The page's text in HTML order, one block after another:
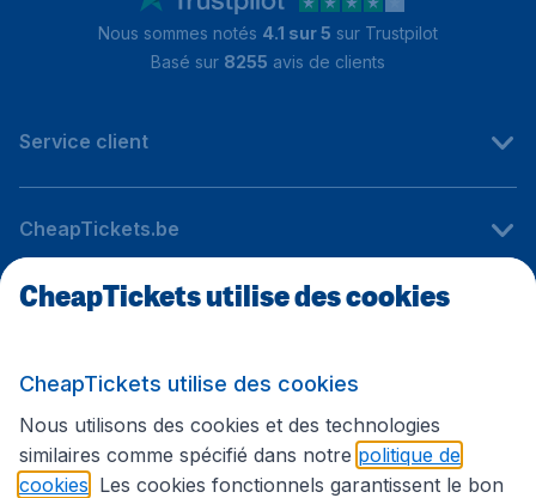
Nous sommes notés 4.1 sur 5 sur Trustpilot
Basé sur 8255 avis de clients
Service client
CheapTickets.be
Sites internationaux
Suivez CheapTickets.be
CheapTickets utilise des cookies
CheapTickets utilise des cookies
Nous utilisons des cookies et des technologies
similaires comme spécifié dans notre politique de
cookies . Les cookies fonctionnels garantissent le bon